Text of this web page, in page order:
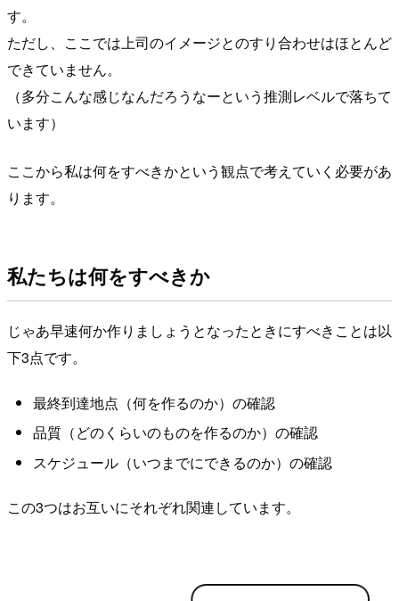
す。
ただし、ここでは上司のイメージとのすり合わせはほとんど
できていません。
（多分こんな感じなんだろうなーという推測レベルで落ちて
います）
ここから私は何をすべきかという観点で考えていく必要があ
ります。
私たちは何をすべきか
じゃあ早速何か作りましょうとなったときにすべきことは以
下3点です。
最終到達地点（何を作るのか）の確認
品質（どのくらいのものを作るのか）の確認
スケジュール（いつまでにできるのか）の確認
この3つはお互いにそれぞれ関連しています。